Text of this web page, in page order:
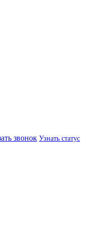
звонок Узнать статус